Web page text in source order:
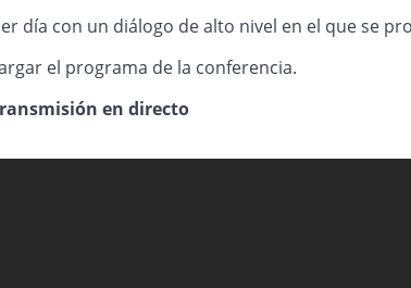
día con un diálogo de alto nivel en el que se
el programa de la conferencia.
en directo